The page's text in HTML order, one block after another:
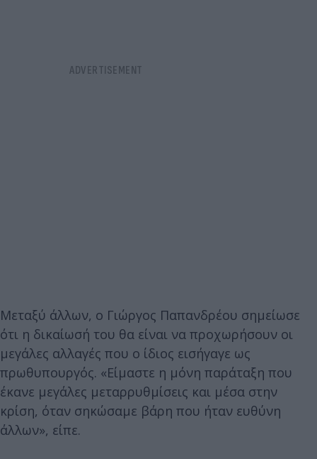
Μεταξύ άλλων, ο Γιώργος Παπανδρέου σημείωσε
ότι η δικαίωσή του θα είναι να προχωρήσουν οι
μεγάλες αλλαγές που ο ίδιος εισήγαγε ως
πρωθυπουργός. «Είμαστε η μόνη παράταξη που
έκανε μεγάλες μεταρρυθμίσεις και μέσα στην
κρίση, όταν σηκώσαμε βάρη που ήταν ευθύνη
άλλων», είπε.